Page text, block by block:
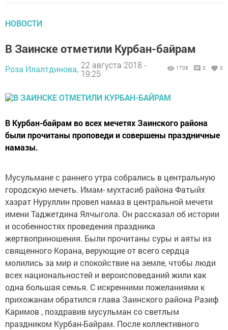
НОВОСТИ
В Заинске отметили Курбан-байрам
Роза Илалтдинова, 22 августа 2018 -
19:25
1706 0 0
В Курбан-байрам во всех мечетях Заинского района
были прочитаны проповеди и совершены праздничные
намазы.
Мусульмане с раннего утра собрались в центральную
городскую мечеть. Имам- мухтасиб района Фатыйх
хазрат Нуруллин провел намаз в центральной мечети
имени Таджетдина Ялчыгола. Он рассказал об истории
и особенностях проведения праздника
жертвоприношения. Были прочитаны суры и аяты из
священного Корана, верующие от всего сердца
молились за мир и спокойствие на земле, чтобы люди
всех национальностей и вероисповеданий жили как
одна большая семья. С искренними пожеланиями к
прихожанам обратился глава Заинского района Разиф
Каримов , поздравив мусульман со светлым
праздником Курбан-Байрам. После коллективного